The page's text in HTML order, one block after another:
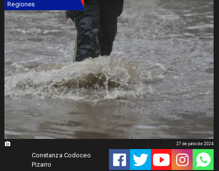
Regiones
Constanza Codoceo
Pizarro
27 de junio de 2024